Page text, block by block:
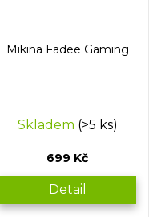
Mikina Fadee Gaming
Skladem (>5 ks)
699 Kč
Detail